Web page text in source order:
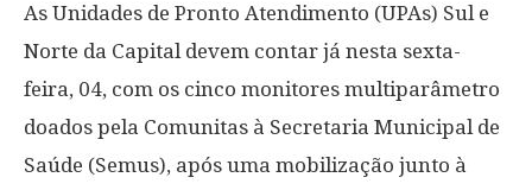
As Unidades de Pronto Atendimento (UPAs) Sul e
Norte da Capital devem contar já nesta sexta-
feira, 04, com os cinco monitores multiparâmetro
doados pela Comunitas à Secretaria Municipal de
Saúde (Semus), após uma mobilização junto à